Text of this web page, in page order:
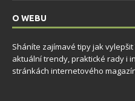
O WEBU
Sháníte zajímavé tipy jak
aktuální trendy, praktické rady i
stránkách internetového